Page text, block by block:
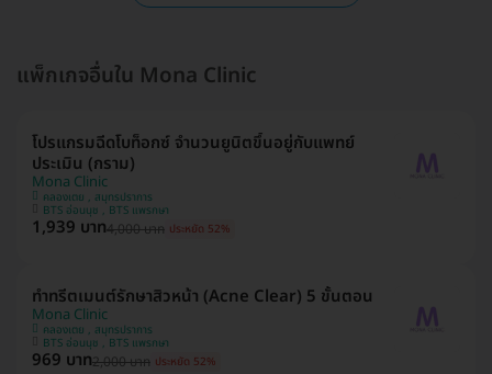
แพ็กเกจอื่นใน Mona Clinic
โปรแกรมฉีดโบท็อกซ์ จำนวนยูนิตขึ้นอยู่กับแพทย์
ประเมิน (กราม)
Mona Clinic
คลองเตย , สมุทรปราการ
BTS อ่อนนุช , BTS แพรกษา
1,939 บาท4,000 บาท ประหยัด 52%
ทำทรีตเมนต์รักษาสิวหน้า (Acne Clear) 5 ขั้นตอน
Mona Clinic
คลองเตย , สมุทรปราการ
BTS อ่อนนุช , BTS แพรกษา
969 บาท2,000 บาท ประหยัด 52%